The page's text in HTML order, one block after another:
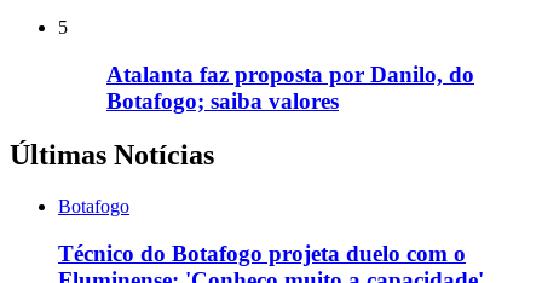
5
Atalanta faz proposta por Danilo, do
Botafogo; saiba valores
Últimas Notícias
Botafogo
Técnico do Botafogo projeta duelo com o